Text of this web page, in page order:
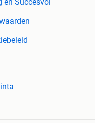
en Succesvol